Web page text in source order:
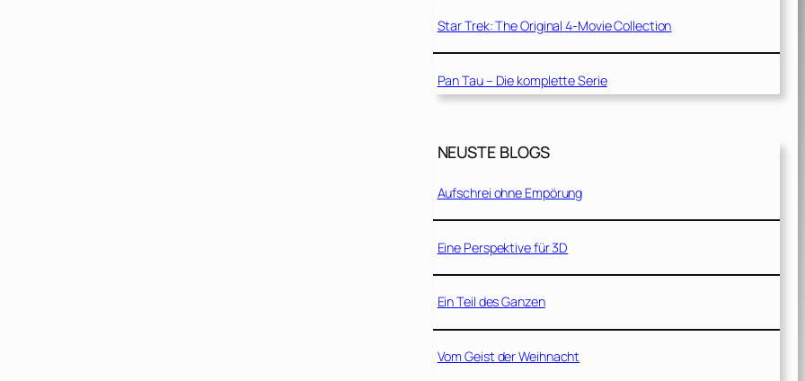
Star Trek: The Original 4-Movie Collection
Pan Tau – Die komplette Serie
NEUSTE BLOGS
Aufschrei ohne Empörung
Eine Perspektive für 3D
Ein Teil des Ganzen
Vom Geist der Weihnacht